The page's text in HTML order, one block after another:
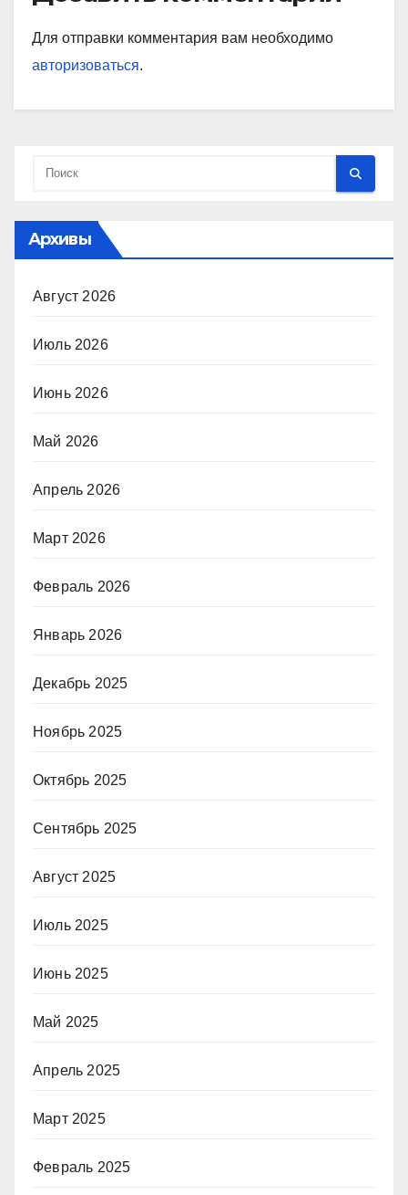
Для отправки комментария вам необходимо
авторизоваться.
Архивы
Август 2026
Июль 2026
Июнь 2026
Май 2026
Апрель 2026
Март 2026
Февраль 2026
Январь 2026
Декабрь 2025
Ноябрь 2025
Октябрь 2025
Сентябрь 2025
Август 2025
Июль 2025
Июнь 2025
Май 2025
Апрель 2025
Март 2025
Февраль 2025